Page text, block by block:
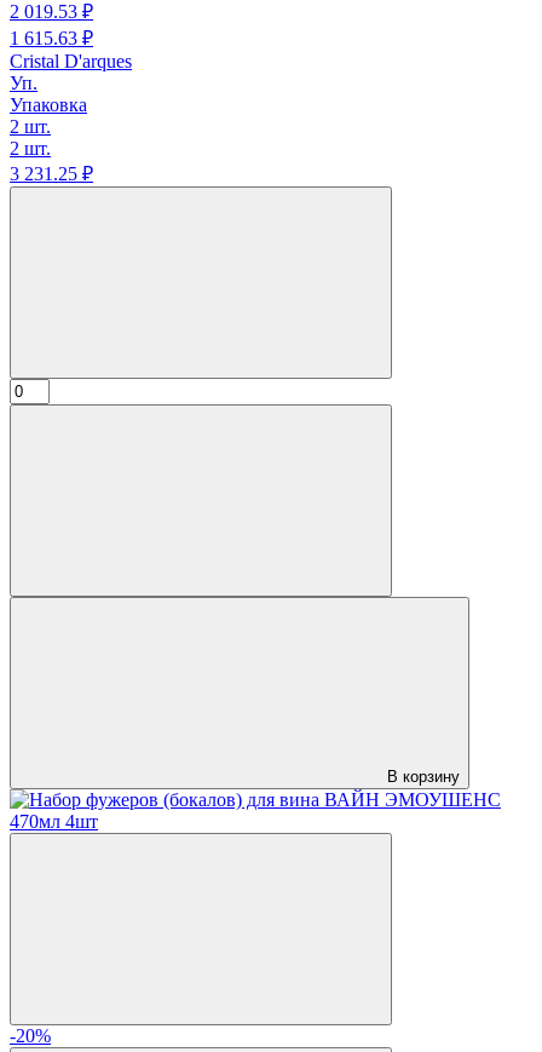
2 019.53 ₽
1 615.63 ₽
Cristal D'arques
Уп.
Упаковка
2 шт.
2 шт.
3 231.25 ₽
В корзину
-20%